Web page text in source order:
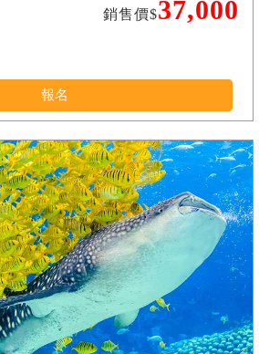
銷售價$37,000
報名